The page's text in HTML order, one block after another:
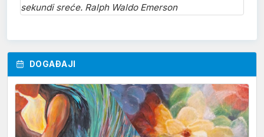
sekundi sreće. Ralph Waldo Emerson
DOGAĐAJI